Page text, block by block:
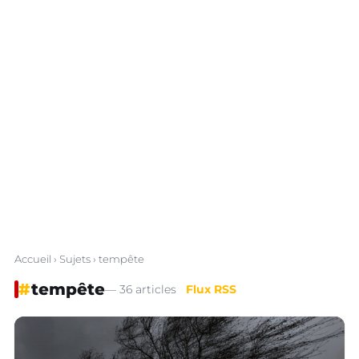
Accueil › Sujets› tempête
#tempête— 36 articles Flux RSS